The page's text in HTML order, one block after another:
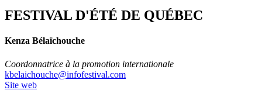
FESTIVAL D'ÉTÉ DE QUÉBEC
Kenza Bélaïchouche
Coordonnatrice à la promotion internationale
kbelaichouche@infofestival.com
Site web